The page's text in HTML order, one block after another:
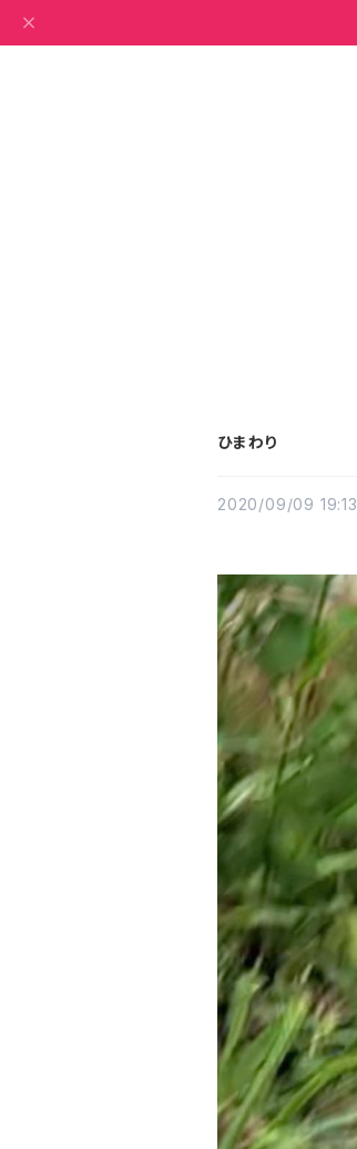
ひまわり
2020/09/09 19:13